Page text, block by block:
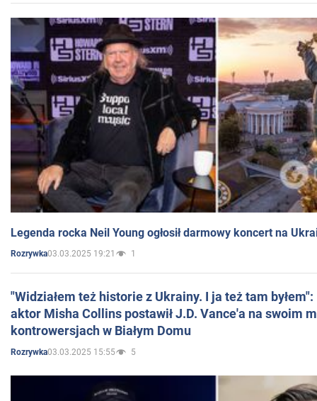
Legenda rocka Neil Young ogłosił darmowy koncert na
Rozrywka03.03.2025 19:21 1
"Widziałem też historie z Ukrainy. I ja też tam
aktor Misha Collins postawił J.D. Vance'a na swoim
kontrowersjach w Białym Domu
Rozrywka03.03.2025 15:55 5